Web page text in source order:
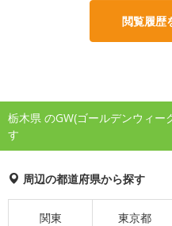
閲覧履歴
栃木県 のGW(ゴールデンウィ
す
周辺の都道府県から探す
関東 東京都